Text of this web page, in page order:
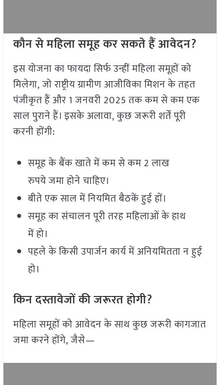
कौन से महिला समूह कर सकते हैं आवेदन?
इस योजना का फायदा सिर्फ उन्हीं महिला समूहों को
मिलेगा, जो राष्ट्रीय ग्रामीण आजीविका मिशन के तहत
पंजीकृत हैं और 1 जनवरी 2025 तक कम से कम एक
साल पुराने हैं। इसके अलावा, कुछ जरूरी शर्तें पूरी
करनी होंगी:
समूह के बैंक खाते में कम से कम 2 लाख
रुपये जमा होने चाहिए।
बीते एक साल में नियमित बैठकें हुई हों।
समूह का संचालन पूरी तरह महिलाओं के हाथ
में हो।
पहले के किसी उपार्जन कार्य में अनियमितता न हुई
हो।
किन दस्तावेजों की जरूरत होगी?
महिला समूहों को आवेदन के साथ कुछ जरूरी कागजात
जमा करने होंगे, जैसे—